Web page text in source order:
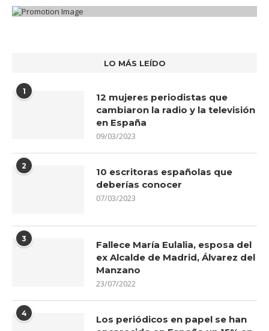
LO MÁS LEÍDO
1
12 mujeres periodistas que
cambiaron la radio y la televisión
en España
09/03/2023
2
10 escritoras españolas que
deberías conocer
07/03/2023
3
Fallece María Eulalia, esposa del
ex Alcalde de Madrid, Álvarez del
Manzano
23/07/2022
4
Los periódicos en papel se han